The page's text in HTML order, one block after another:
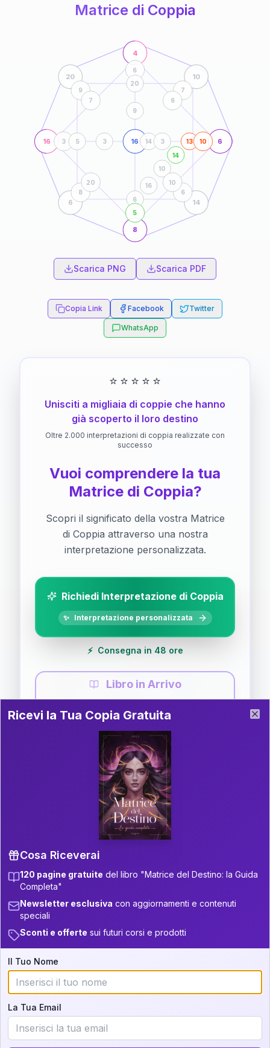
Matrice di Coppia
16
4
6
8
16
20 10
6 14
6
16
10
14
13
3
6
10
5
5
20
14 3
3
9
9
7
7
6
8
20
6
10
Scarica PNG Scarica PDF
Copia Link Facebook Twitter
WhatsApp
⭐ ⭐ ⭐ ⭐ ⭐
Unisciti a migliaia di coppie che hanno
già scoperto il loro destino
Oltre 2.000 interpretazioni di coppia realizzate con
successo
Vuoi comprendere la tua
Matrice di Coppia?
Scopri il significato della vostra Matrice
di Coppia attraverso una nostra
interpretazione personalizzata.
Richiedi Interpretazione di Coppia
✨ Interpretazione personalizzata
⚡ Consegna in 48 ore
Libro in Arrivo
Guida completa di Coppia
Il libro è in fase di scrittura. Iscriviti alla newsletter
per ricevere aggiornamenti!
P.S. Interpretazione parziale
gratuita
Scorri più in basso per vedere
un'interpretazione parziale gratuita della tua
Iscriviti alla newsletter per ricevere
aggiornamenti quando sarà disponibile.
Cosa scoprirete nella vostra
interpretazione:
💕 Come rafforzare la vostra unione
Ricevi la Tua Copia Gratuita del Libro
Ricevi la Tua Copia Gratuita
Cosa Riceverai
120 pagine gratuite del libro "Matrice del Destino: la Guida
Completa"
Newsletter esclusiva con aggiornamenti e contenuti
speciali
Sconti e offerte sui futuri corsi e prodotti
Il Tuo Nome
La Tua Email